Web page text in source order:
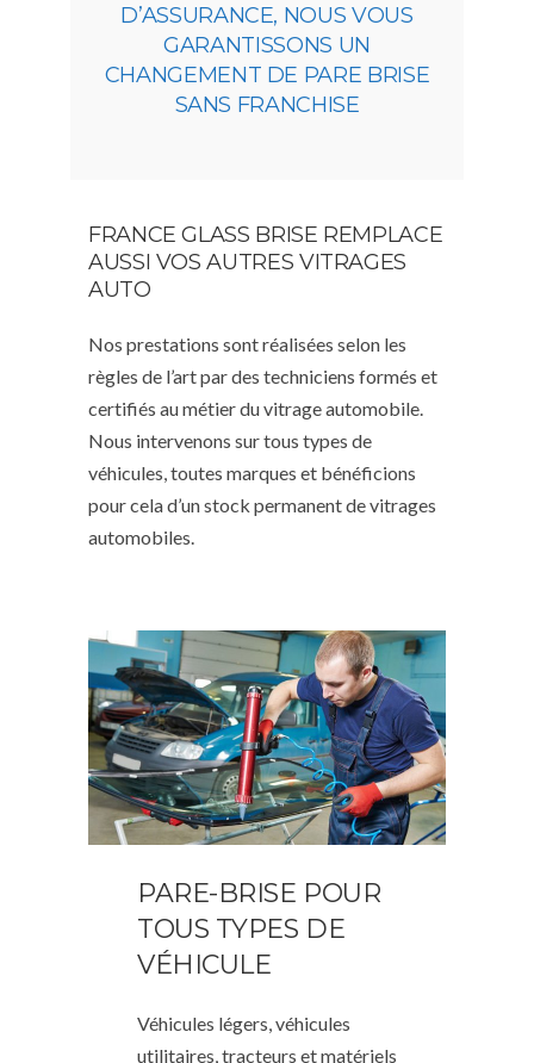
D’ASSURANCE, NOUS VOUS
GARANTISSONS UN
CHANGEMENT DE PARE BRISE
SANS FRANCHISE
FRANCE GLASS BRISE REMPLACE
AUSSI VOS AUTRES VITRAGES
AUTO
Nos prestations sont réalisées selon les
règles de l’art par des techniciens formés et
certifiés au métier du vitrage automobile.
Nous intervenons sur tous types de
véhicules, toutes marques et bénéficions
pour cela d’un stock permanent de vitrages
automobiles.
PARE-BRISE POUR
TOUS TYPES DE
VÉHICULE
Véhicules légers, véhicules
utilitaires, tracteurs et matériels